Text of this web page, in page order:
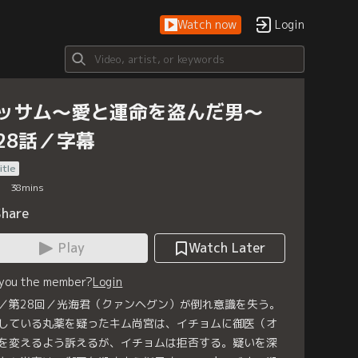
Watch now Login
サム～愛と運命を盗んだ男～
話／字幕
38mins
Play
Watch Later
the member?Login
第28回／光海君（クァンヘグン）が倒れ意識を失う。
ている丸薬を疑ったキム尚宮は、イチョムに御医（オ
変えるよう訴えるが、イチョムは拒否する。疑いを深